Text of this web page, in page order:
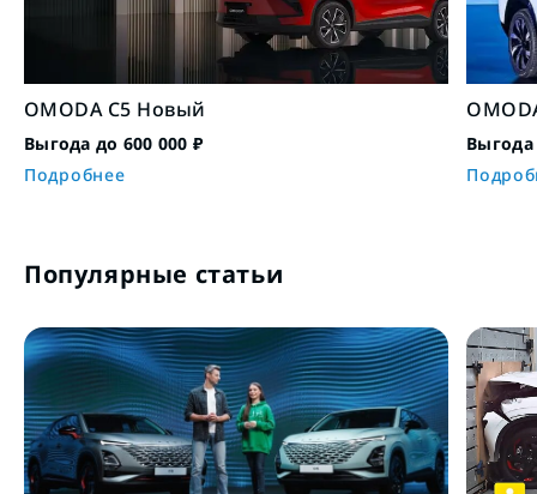
OMODA C5 Новый
Выгода до 600 000 ₽
Подробнее
Выгода
Популярные статьи